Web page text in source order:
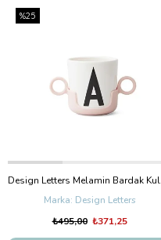
Design Letters
₺371,25
₺495,00
%25